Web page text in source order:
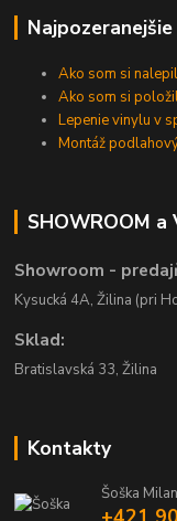
Ako som si
Ako som si
Lepenie vinylu v
Montáž
SHOWROOM
Showroom -
Kysucká 4A, Žilina (pri
Sklad:
Bratislavská 33, Žilina
Kontakty
Šoška Milan